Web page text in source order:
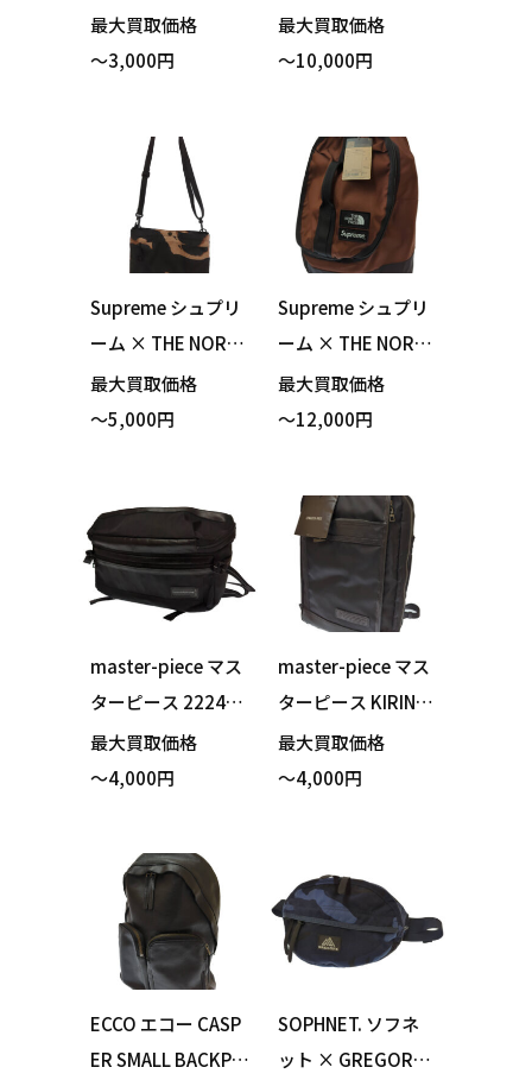
er Pouch Set クラ
ッチバッグ ポーチ
最大買取価格
～3,000円
ストル FCRB-2201
04 SMALL TOTE BA
ョルダーベルト付
き 買い取りまし
た！
最大買取価格
～10,000円
Supreme シュプリ
ーム × THE NORT
H FACE ノースフェ
イス 21AW NM721
ag ショルダーバッ
グ サコッシュ ブラ
ウン 買い取りまし
最大買取価格
～5,000円
Supreme シュプリ
ーム × THE NORT
H FACE ノースフェ
イス 22AW NM822
ックサック ダーク
オーク 買い取りま
した！
最大買取価格
～12,000円
master-piece マス
ターピース 222402
EXCEED-LIMITED
メッセンジャーバ
最大買取価格
～4,000円
master-piece マス
ターピース KIRIN
キリン FIRE ファイ
ア別注 01389-F 3W
0周年 2019懸賞キ
ャンペーン 買い取
りました！
最大買取価格
～4,000円
ECCO エコー CASP
ER SMALL BACKPA
SOPHNET. ソフネ
ット × GREGORY